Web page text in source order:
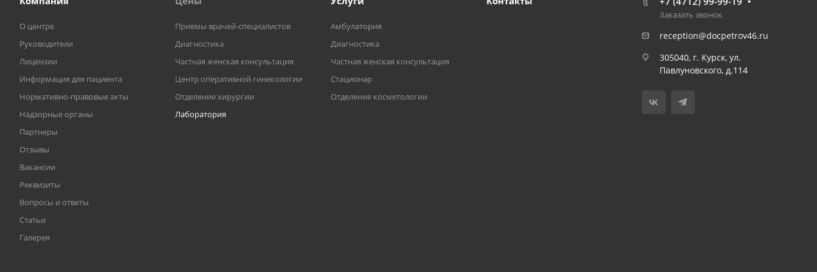
О центре
Руководители
Лицензии
Информация для пациента
Нормативно-правовые акты
Надзорные органы
Партнеры
Отзывы
Вакансии
Реквизиты
Вопросы и ответы
Статьи
Галерея
Приемы врачей-специалистов
Диагностика
Частная женская консультация
Центр оперативной гинекологии
Отделение хирургии
Лаборатория
Амбулатория
Диагностика
Частная женская консультация
Стационар
Отделение косметологии
Заказать звонок
reception@docpetrov46.ru
305040, г. Курск, ул.
Павлуновского, д.114